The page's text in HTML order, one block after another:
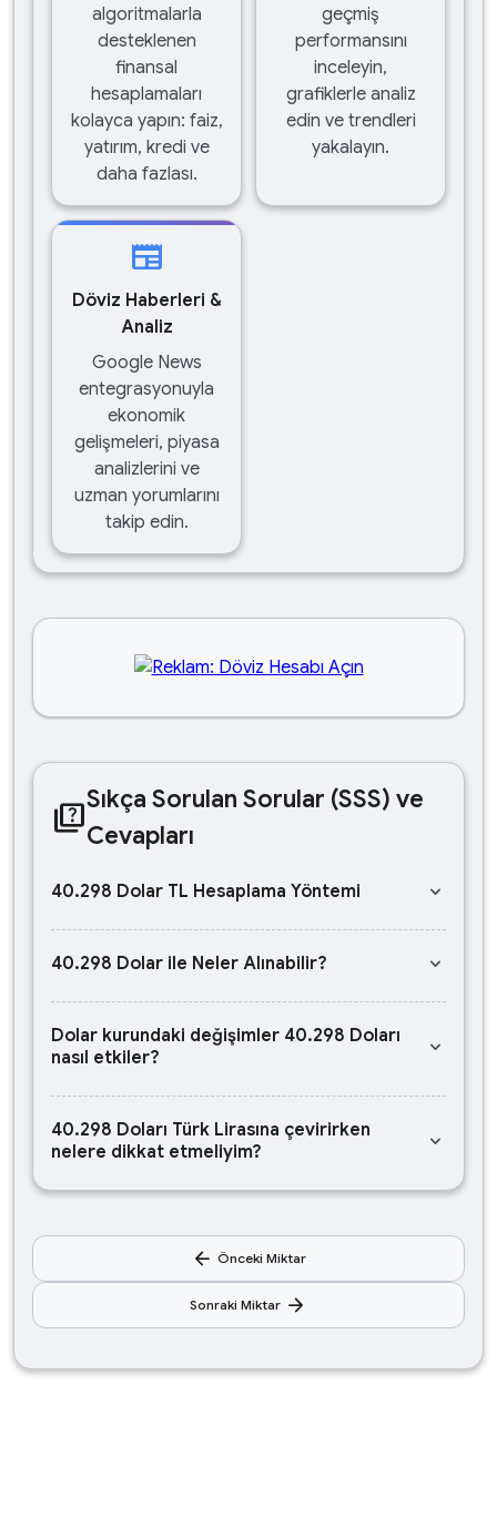
algoritmalarla
desteklenen
finansal
hesaplamaları
kolayca yapın: faiz,
yatırım, kredi ve
daha fazlası.
geçmiş
performansını
inceleyin,
grafiklerle analiz
edin ve trendleri
yakalayın.
newspaper
Döviz Haberleri &
Analiz
Google News
entegrasyonuyla
ekonomik
gelişmeleri, piyasa
analizlerini ve
uzman yorumlarını
takip edin.
quizSıkça Sorulan Sorular (SSS) ve
Cevapları
40.298 Dolar TL Hesaplama Yöntemi keyboard_arrow_down
40.298 Dolar ile Neler Alınabilir? keyboard_arrow_down
Dolar kurundaki değişimler 40.298 Doları
nasıl etkiler?
keyboard_arrow_down
40.298 Doları Türk Lirasına çevirirken
nelere dikkat etmeliyim?
keyboard_arrow_down
arrow_back Önceki Miktar
Sonraki Miktar arrow_forward